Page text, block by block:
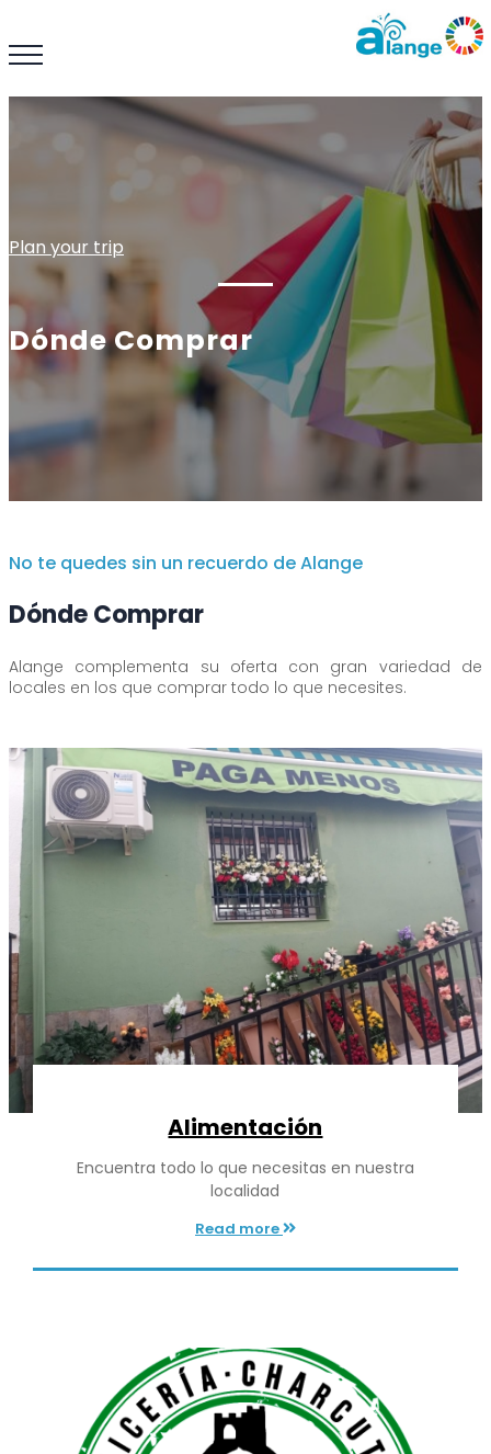
Plan your trip
Dónde Comprar
No te quedes sin un recuerdo de Alange
Dónde Comprar
Alange complementa su oferta con gran variedad de
locales en los que comprar todo lo que necesites.
Alimentación
Encuentra todo lo que necesitas en nuestra
localidad
Read more